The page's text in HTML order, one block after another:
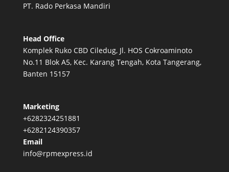
PT. Rado Perkasa Mandiri
Head Office
Komplek Ruko CBD Ciledug, Jl. HOS Cokroaminoto
No.11 Blok A5, Kec. Karang Tengah, Kota Tangerang,
Banten 15157
Marketing
+6282324251881
+6282124390357
Email
info@rpmexpress.id